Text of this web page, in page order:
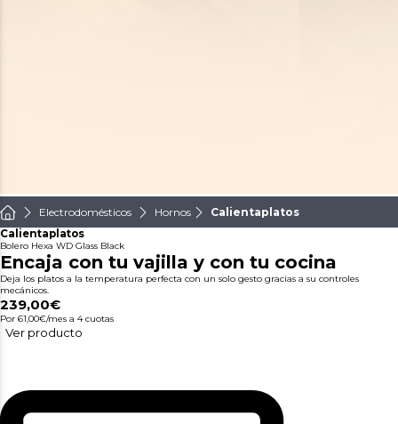
Electrodomésticos Hornos Calientaplatos
Calientaplatos
Bolero Hexa WD Glass Black
Encaja con tu vajilla y con tu cocina
Deja los platos a la temperatura perfecta con un solo gesto gracias a su controles
mecánicos.
239,00€
Por 61,00€/mes a 4 cuotas
Ver producto